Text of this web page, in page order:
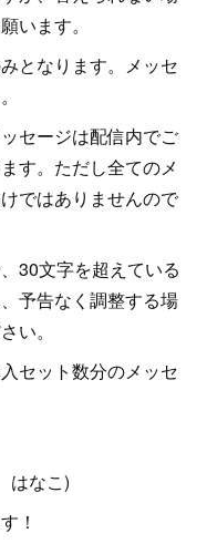
います。
となります。メッセ
セージは配信内でご
す。ただし全てのメ
ではありませんので
30文字を超えている
予告なく調整する場
い。
セット数分のメッセ
はなこ)
！